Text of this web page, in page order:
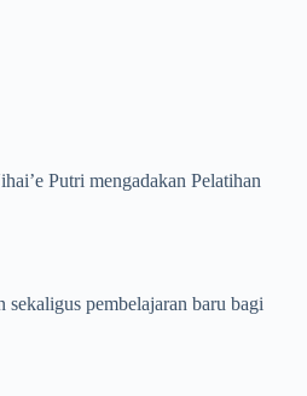
Putri mengadakan Pelatihan
pembelajaran baru bagi